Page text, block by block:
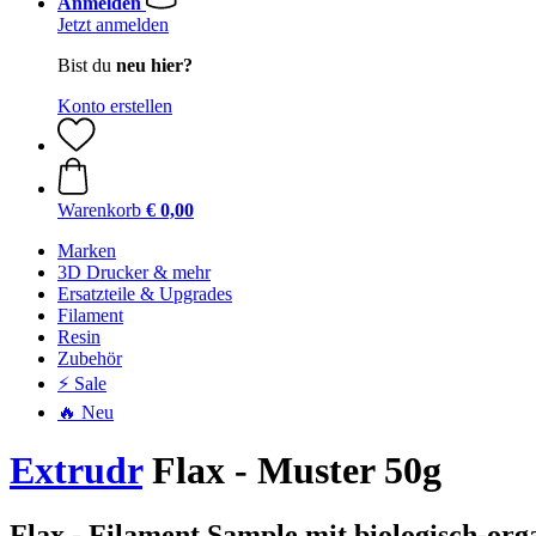
Jetzt anmelden
Bist du neu hier?
Konto erstellen
Warenkorb € 0,00
Marken
3D Drucker & mehr
Ersatzteile & Upgrades
Filament
Resin
Zubehör
⚡ Sale
🔥 Neu
ExtrudrFlax - Muster 50g